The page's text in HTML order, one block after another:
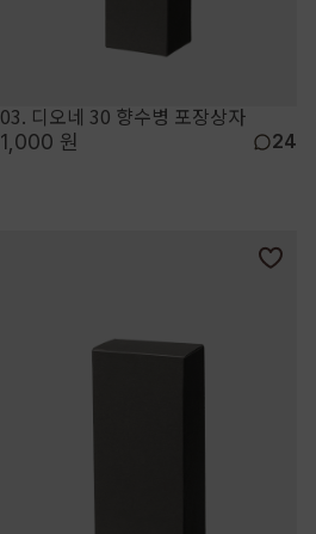
03. 디오네 30 향수병 포장상자
1,000 원 24